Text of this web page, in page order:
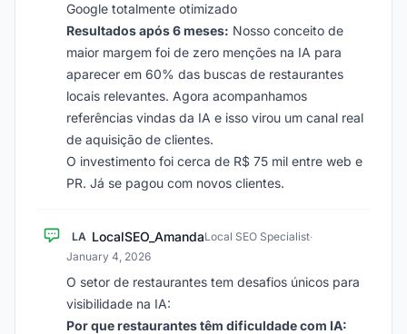
Google totalmente otimizado
Resultados após 6 meses: Nosso conceito de
maior margem foi de zero menções na IA para
aparecer em 60% das buscas de restaurantes
locais relevantes. Agora acompanhamos
referências vindas da IA e isso virou um canal real
de aquisição de clientes.
O investimento foi cerca de R$ 75 mil entre web e
PR. Já se pagou com novos clientes.
LA LocalSEO_AmandaLocal SEO Specialist·
January 4, 2026
O setor de restaurantes tem desafios únicos para
visibilidade na IA:
Por que restaurantes têm dificuldade com IA: